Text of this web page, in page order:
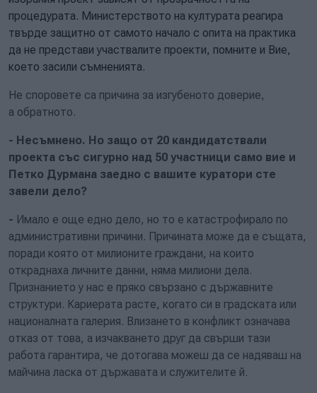
процедурата. Министерството на културата реагира
твърде защитно от самото начало с опита на практика
да не представи участвалите проекти, помните и Вие,
което засили съмненията.
Не споровете са причина за изгубеното доверие,
а обратното.
- Несъмнено. Но защо от 20 кандидатствали
проекта със сигурно над 50 участници само вие и
Петко Дурмана заедно с вашите куратори сте
завели дело?
- Имало е още едно дело, но то е катастрофирало по
административни причини. Причината може да е същата,
поради която от милионите граждани, на които
откраднаха личните данни, няма милиони дела.
Признанието у нас е пряко свързано с държавните
структури. Кариерата расте, когато си в градската или
националната галерия. Влизането в конфликт означава
отказ от това, а изчакването друг да свърши тази
работа гарантира, че дотогава можеш да се надяваш на
майчина ласка от държавата и служителите й.